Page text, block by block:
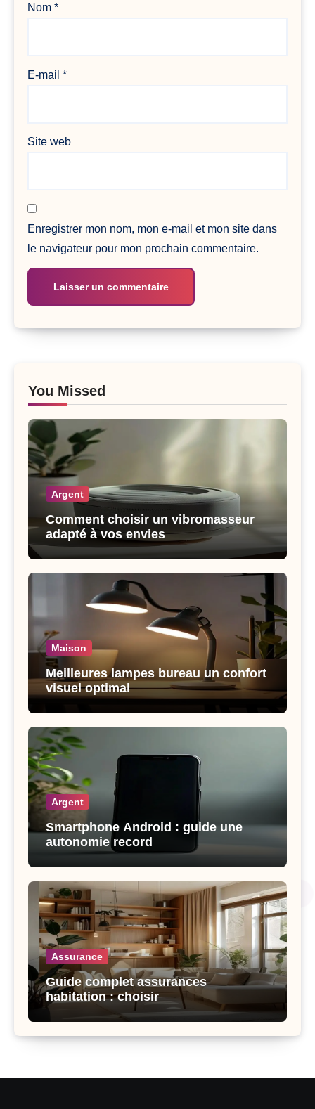
Nom*
E-mail*
Site web
Enregistrer mon nom, mon e-mail et mon site dans
le navigateur pour mon prochain commentaire.
You Missed
Argent
Comment choisir un vibromasseur
adapté à vos envies
Maison
Meilleures lampes bureau un confort
visuel optimal
Argent
Smartphone Android : guide une
autonomie record
Assurance
Guide complet assurances
habitation : choisir